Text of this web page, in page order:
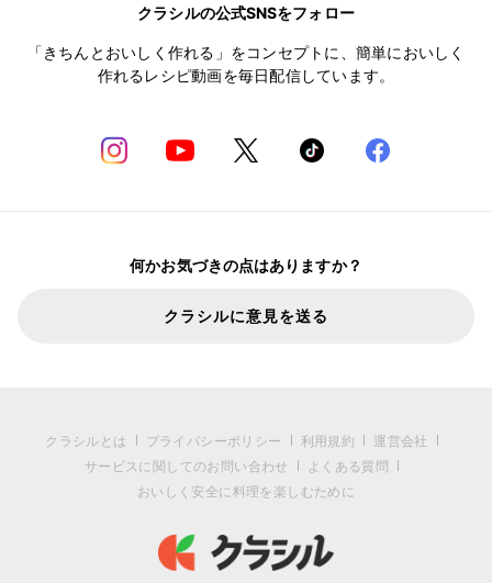
クラシルの公式SNSをフォロー
「きちんとおいしく作れる」をコンセプトに、簡単においしく
作れるレシピ動画を毎日配信しています。
何かお気づきの点はありますか？
クラシルに意見を送る
クラシルとは プライバシーポリシー 利用規約
運営会社
サービスに関してのお問い合わせ
よくある質問
おいしく安全に料理を楽しむために